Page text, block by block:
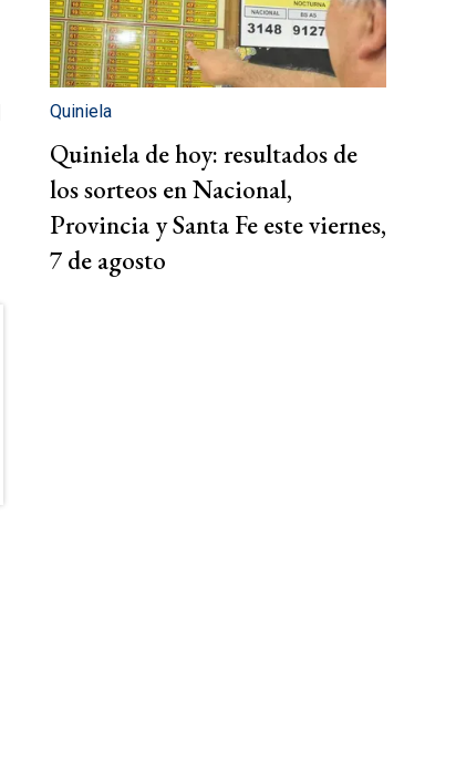
Quiniela
Quiniela de hoy: resultados de
los sorteos en Nacional,
Provincia y Santa Fe este viernes,
7 de agosto